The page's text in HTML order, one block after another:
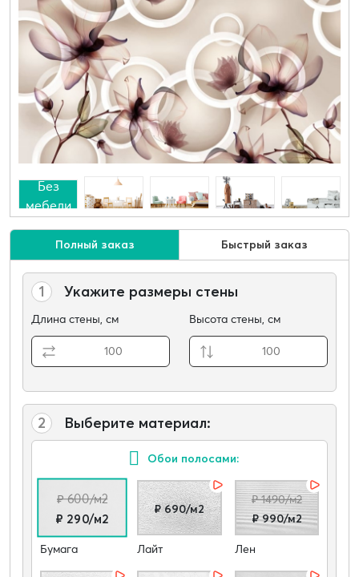
Без
мебели
Полный заказ Быстрый заказ
1 Укажите размеры стены
Длина стены, см Высота стены, см
2 Выберите материал:
Обои полосами:
₽ 600/м2
₽ 290/м2
Бумага
₽ 690/м2
Лайт
₽ 1490/м2
₽ 990/м2
Лен